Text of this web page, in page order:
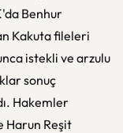
Benhur
Kakuta fileleri
istekli ve arzulu
sonuç
Hakemler
Harun Reşit